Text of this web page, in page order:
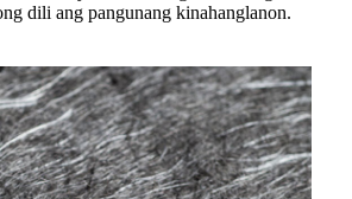
dili ang pangunang kinahanglanon.